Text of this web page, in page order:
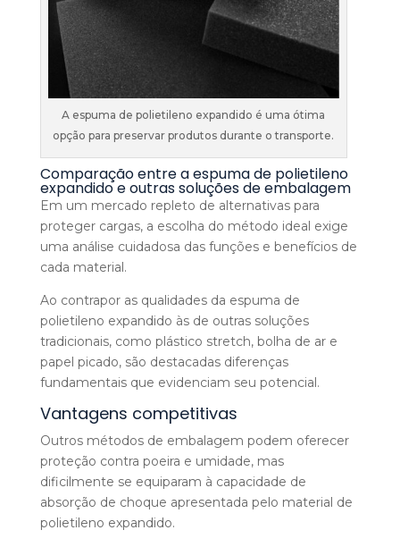
A espuma de polietileno expandido é uma ótima
opção para preservar produtos durante o transporte.
Comparação entre a espuma de polietileno
expandido e outras soluções de embalagem
Em um mercado repleto de alternativas para
proteger cargas, a escolha do método ideal exige
uma análise cuidadosa das funções e benefícios de
cada material.
Ao contrapor as qualidades da espuma de
polietileno expandido às de outras soluções
tradicionais, como plástico stretch, bolha de ar e
papel picado, são destacadas diferenças
fundamentais que evidenciam seu potencial.
Vantagens competitivas
Outros métodos de embalagem podem oferecer
proteção contra poeira e umidade, mas
dificilmente se equiparam à capacidade de
absorção de choque apresentada pelo material de
polietileno expandido.